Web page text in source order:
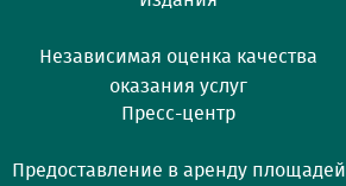
Независимая оценка качества
оказания услуг
Пресс-центр
Предоставление в аренду площадей